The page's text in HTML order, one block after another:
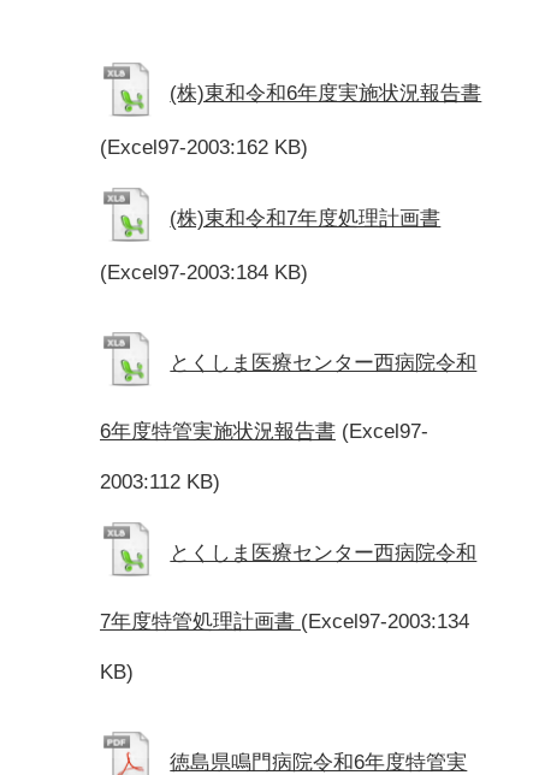
(株)東和令和6年度実施状況報告書
(Excel97-2003:162 KB)
(株)東和令和7年度処理計画書
(Excel97-2003:184 KB)
とくしま医療センター西病院令和
6年度特管実施状況報告書 (Excel97-
2003:112 KB)
とくしま医療センター西病院令和
7年度特管処理計画書 (Excel97-2003:134
KB)
徳島県鳴門病院令和6年度特管実